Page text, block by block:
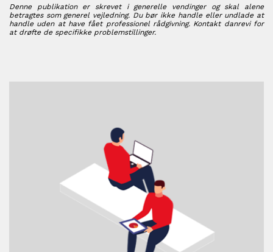
Denne publikation er skrevet i generelle vendinger og skal alene
betragtes som generel vejledning. Du bør ikke handle eller undlade at
handle uden at have fået professionel rådgivning. Kontakt danrevi for
at drøfte de specifikke problemstillinger.